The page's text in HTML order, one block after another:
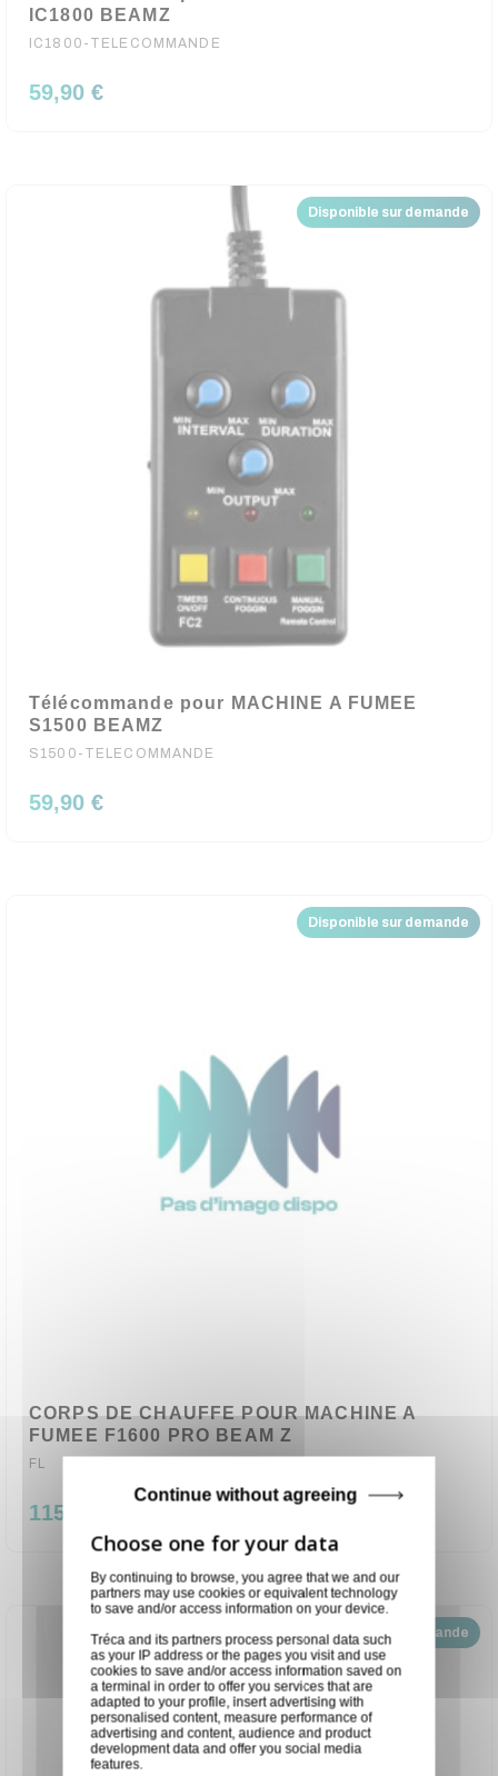
IC1800 BEAMZ
IC1800-TELECOMMANDE
59,90 €
Disponible sur demande
Télécommande pour MACHINE A FUMEE
S1500 BEAMZ
S1500-TELECOMMANDE
59,90 €
Disponible sur demande
CORPS DE CHAUFFE POUR MACHINE A
FUMEE F1600 PRO BEAM Z
FL
115,00 €
Disponible sur demande
By continuing to browse, you agree that we and our
partners may use cookies or equivalent technology
to save and/or access information on your device.
Tréca and its partners process personal data such
as your IP address or the pages you visit and use
cookies to save and/or access information saved on
a terminal in order to offer you services that are
adapted to your profile, insert advertising with
personalised content, measure performance of
advertising and content, audience and product
development data and offer you social media
features.
Continue without agreeing